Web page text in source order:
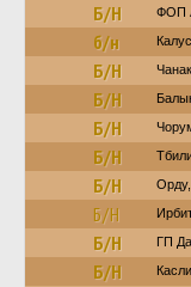
Б/Н ФОП
б/н
Б/Н
Б/Н
Б/Н
Б/Н
Б/Н
Б/Н
Б/Н ГП
Б/Н